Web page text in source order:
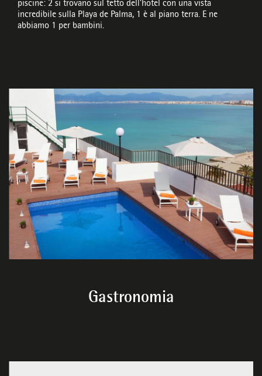
piscine: 2 si trovano sul tetto dell’hotel con una vista
incredibile sulla Playa de Palma, 1 è al piano terra. E ne
abbiamo 1 per bambini.
Gastronomia